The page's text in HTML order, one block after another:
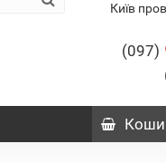
Київ
(097)